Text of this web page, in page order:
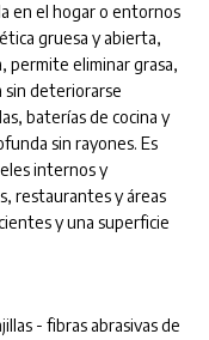
en el hogar o entornos
gruesa y abierta,
permite eliminar grasa,
sin deteriorarse
baterías de cocina y
sin rayones. Es
internos y
restaurantes y áreas
y una superficie
- fibras abrasivas de